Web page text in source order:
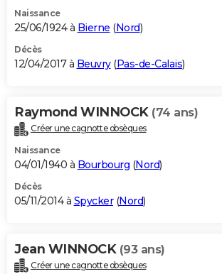
Naissance
25/06/1924 à Bierne (Nord)
Décès
12/04/2017 à Beuvry(Pas-de-Calais)
Raymond WINNOCK (74 ans)
Créer une cagnotte obsèques
Naissance
04/01/1940 à Bourbourg (Nord)
Décès
05/11/2014 à Spycker(Nord)
Jean WINNOCK (93 ans)
Créer une cagnotte obsèques